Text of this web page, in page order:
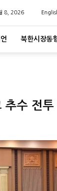
8, 2026
북한시장동
수 전투